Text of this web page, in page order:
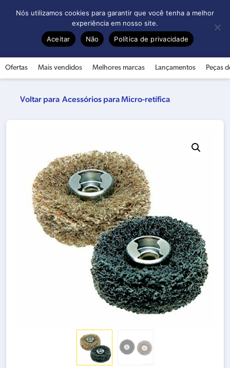
Ofertas Mais vendidos Melhores marcas Lançamentos Peças
Acessórios para Micro-retífica
Nós utilizamos cookies para garantir que você tenha a melhor
experiência em nosso site.
Aceitar
Não Política de privacidade